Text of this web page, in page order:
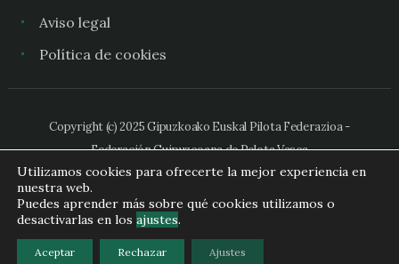
Aviso legal
Política de cookies
Copyright (c) 2025 Gipuzkoako Euskal Pilota Federazioa -
Federación Guipuzcoana de Pelota Vasca
Utilizamos cookies para ofrecerte la mejor experiencia en
nuestra web.
Puedes aprender más sobre qué cookies utilizamos o
desactivarlas en los ajustes.
Aceptar Rechazar Ajustes